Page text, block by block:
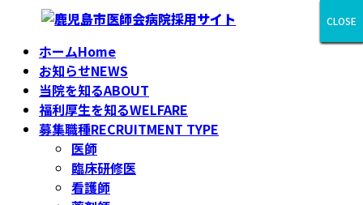
ホームHome
お知らせNEWS
当院を知るABOUT
福利厚生を知るWELFARE
募集職種RECRUITMENT TYPE
医師
臨床研修医
看護師
CLOSE
CLOSE
CLOSE
CLOSE
CLOSE
CLOSE
CLOSE
CLOSE
CLOSE